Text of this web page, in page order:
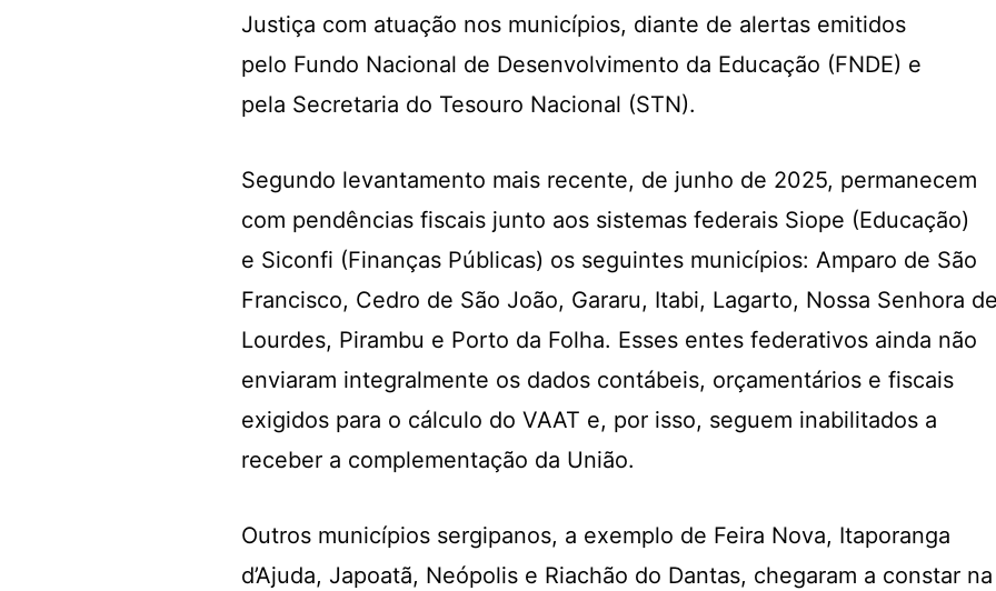
Justiça com atuação nos municípios, diante de alertas emitidos
pelo Fundo Nacional de Desenvolvimento da Educação (FNDE) e
pela Secretaria do Tesouro Nacional (STN).
Segundo levantamento mais recente, de junho de 2025, permanecem
com pendências fiscais junto aos sistemas federais Siope (Educação)
e Siconfi (Finanças Públicas) os seguintes municípios: Amparo de São
Francisco, Cedro de São João, Gararu, Itabi, Lagarto, Nossa Senhora
Lourdes, Pirambu e Porto da Folha. Esses entes federativos ainda não
enviaram integralmente os dados contábeis, orçamentários e fiscais
exigidos para o cálculo do VAAT e, por isso, seguem inabilitados a
receber a complementação da União.
Outros municípios sergipanos, a exemplo de Feira Nova, Itaporanga
d’Ajuda, Japoatã, Neópolis e Riachão do Dantas, chegaram a constar na